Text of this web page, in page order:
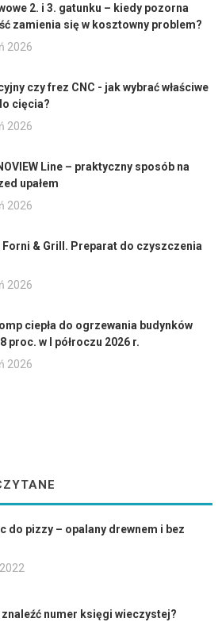
2. i 3. gatunku – kiedy pozorna
zamienia się w kosztowny problem?
2026
czy frez CNC - jak wybrać właściwe
cięcia?
2026
Line – praktyczny sposób na
upałem
2026
Forni & Grill. Preparat do czyszczenia
2026
ciepła do ogrzewania budynków
proc. w I półroczu 2026 r.
2026
do pizzy – opalany drewnem i bez
numer księgi wieczystej?